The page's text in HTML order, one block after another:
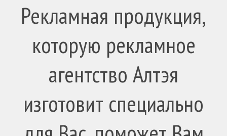
Рекламная продукция,
которую рекламное
агентство Алтэя
изготовит специально